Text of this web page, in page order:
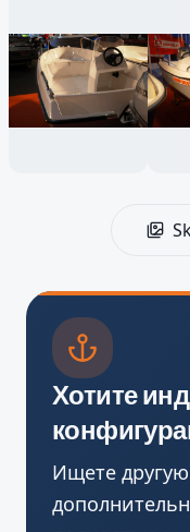
Хотите
Ищете